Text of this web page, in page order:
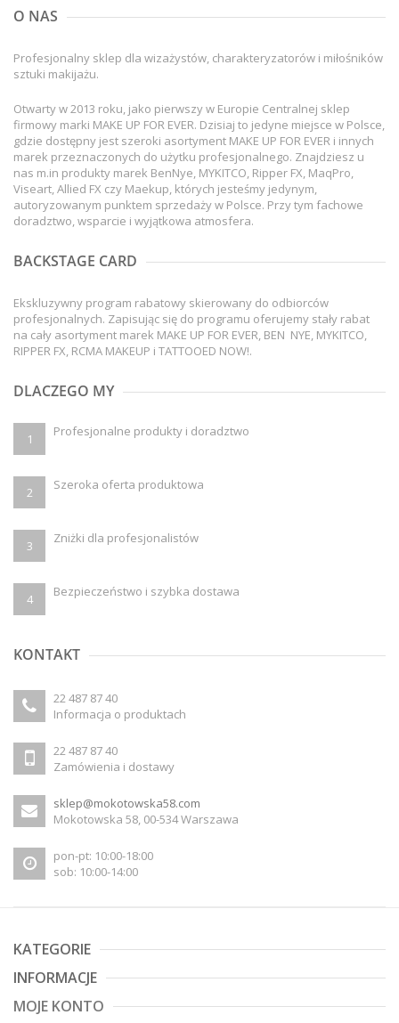
O NAS
Profesjonalny sklep dla wizażystów, charakteryzatorów i miłośników
sztuki makijażu.
Otwarty w 2013 roku, jako pierwszy w Europie Centralnej sklep
firmowy marki MAKE UP FOR EVER. Dzisiaj to jedyne miejsce w Polsce,
gdzie dostępny jest szeroki asortyment MAKE UP FOR EVER i innych
marek przeznaczonych do użytku profesjonalnego. Znajdziesz u
nas m.in produkty marek BenNye, MYKITCO, Ripper FX, MaqPro,
Viseart, Allied FX czy Maekup, których jesteśmy jedynym,
autoryzowanym punktem sprzedaży w Polsce. Przy tym fachowe
doradztwo, wsparcie i wyjątkowa atmosfera.
BACKSTAGE CARD
Ekskluzywny program rabatowy skierowany do odbiorców
profesjonalnych. Zapisując się do programu oferujemy stały rabat
na cały asortyment marek MAKE UP FOR EVER, BEN NYE, MYKITCO,
RIPPER FX, RCMA MAKEUP i TATTOOED NOW!.
DLACZEGO MY
1 Profesjonalne produkty i doradztwo
2 Szeroka oferta produktowa
3 Zniżki dla profesjonalistów
4 Bezpieczeństwo i szybka dostawa
KONTAKT
22 487 87 40
Informacja o produktach
22 487 87 40
Zamówienia i dostawy
sklep@mokotowska58.com
Mokotowska 58, 00-534 Warszawa
pon-pt: 10:00-18:00
sob: 10:00-14:00
KATEGORIE
INFORMACJE
MOJE KONTO